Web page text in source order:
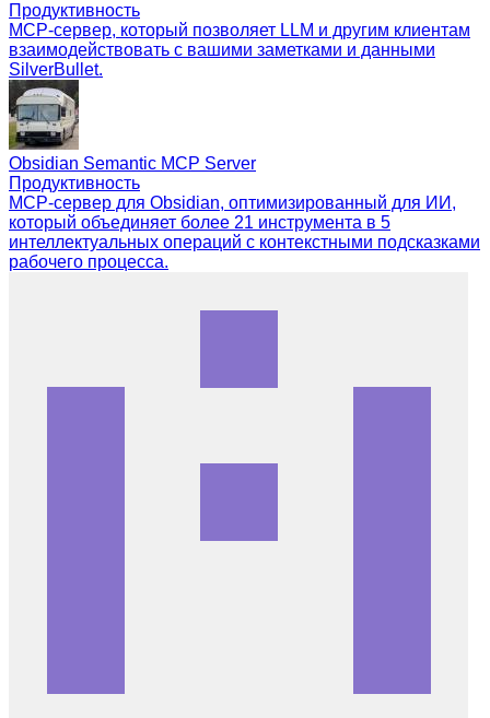
Продуктивность
MCP-сервер, который позволяет LLM и другим клиентам
взаимодействовать с вашими заметками и данными
SilverBullet.
Obsidian Semantic MCP Server
Продуктивность
MCP-сервер для Obsidian, оптимизированный для ИИ,
который объединяет более 21 инструмента в 5
интеллектуальных операций с контекстными подсказками
рабочего процесса.